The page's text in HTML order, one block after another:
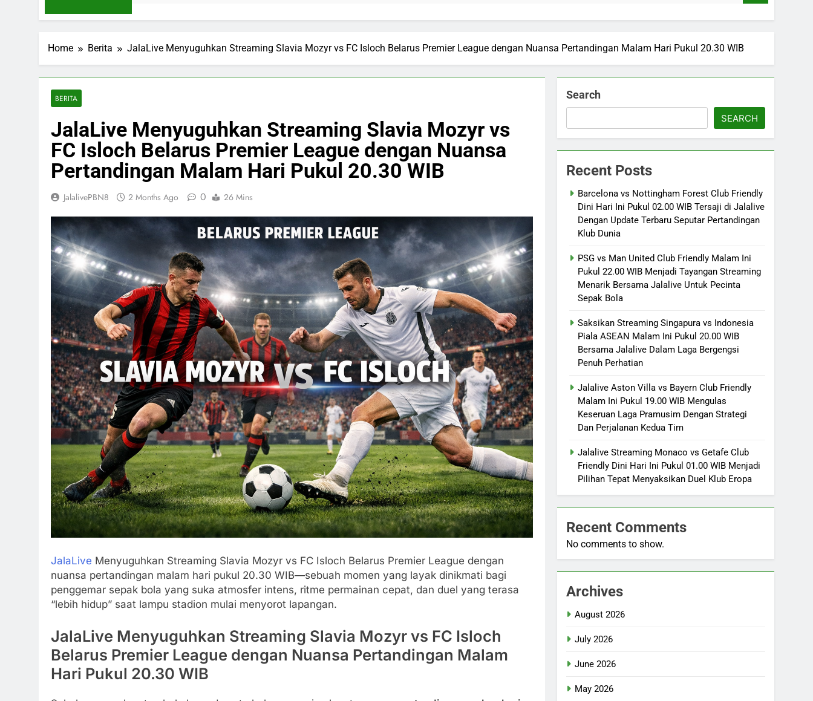
Home Berita JalaLive Menyuguhkan Streaming Slavia Mozyr vs FC Isloch Belarus Premier League dengan Nuansa Pertandingan Malam Hari Pukul 20.30 WIB
BERITA
JalaLive Menyuguhkan Streaming Slavia Mozyr vs
FC Isloch Belarus Premier League dengan Nuansa
Pertandingan Malam Hari Pukul 20.30 WIB
JalalivePBN8 2 Months Ago 0 26 Mins
JalaLive Menyuguhkan Streaming Slavia Mozyr vs FC Isloch Belarus Premier League dengan
nuansa pertandingan malam hari pukul 20.30 WIB—sebuah momen yang layak dinikmati bagi
penggemar sepak bola yang suka atmosfer intens, ritme permainan cepat, dan duel yang terasa
“lebih hidup” saat lampu stadion mulai menyorot lapangan.
JalaLive Menyuguhkan Streaming Slavia Mozyr vs FC Isloch
Belarus Premier League dengan Nuansa Pertandingan Malam
Hari Pukul 20.30 WIB
Search
SEARCH
Recent Posts
Barcelona vs Nottingham Forest Club Friendly
Dini Hari Ini Pukul 02.00 WIB Tersaji di Jalalive
Dengan Update Terbaru Seputar Pertandingan
Klub Dunia
PSG vs Man United Club Friendly Malam Ini
Pukul 22.00 WIB Menjadi Tayangan Streaming
Menarik Bersama Jalalive Untuk Pecinta
Sepak Bola
Saksikan Streaming Singapura vs Indonesia
Piala ASEAN Malam Ini Pukul 20.00 WIB
Bersama Jalalive Dalam Laga Bergengsi
Penuh Perhatian
Jalalive Aston Villa vs Bayern Club Friendly
Malam Ini Pukul 19.00 WIB Mengulas
Keseruan Laga Pramusim Dengan Strategi
Dan Perjalanan Kedua Tim
Jalalive Streaming Monaco vs Getafe Club
Friendly Dini Hari Ini Pukul 01.00 WIB Menjadi
Pilihan Tepat Menyaksikan Duel Klub Eropa
Recent Comments
No comments to show.
Archives
August 2026
July 2026
June 2026
May 2026